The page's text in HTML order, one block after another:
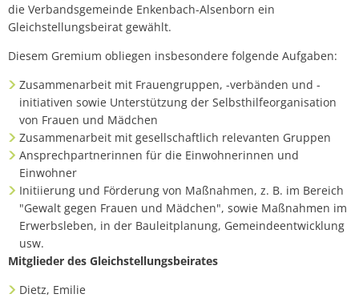
die Verbandsgemeinde Enkenbach-Alsenborn ein
Gleichstellungsbeirat gewählt.
Diesem Gremium obliegen insbesondere folgende Aufgaben:
Zusammenarbeit mit Frauengruppen, -verbänden und -
initiativen sowie Unterstützung der Selbsthilfeorganisation
von Frauen und Mädchen
Zusammenarbeit mit gesellschaftlich relevanten Gruppen
Ansprechpartnerinnen für die Einwohnerinnen und
Einwohner
Initiierung und Förderung von Maßnahmen, z. B. im Bereich
"Gewalt gegen Frauen und Mädchen", sowie Maßnahmen im
Erwerbsleben, in der Bauleitplanung, Gemeindeentwicklung
usw.
Mitglieder des Gleichstellungsbeirates
Dietz, Emilie